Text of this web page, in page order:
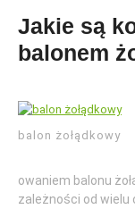
Jakie są
balonem
balon żołądkowy
owaniem balonu
zależności od wielu